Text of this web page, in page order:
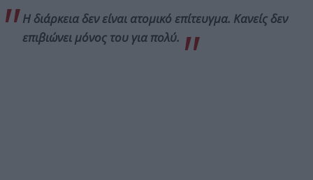
Η διάρκεια δεν είναι ατομικό επίτευγμα. Κανείς δεν
επιβιώνει μόνος του για πολύ.